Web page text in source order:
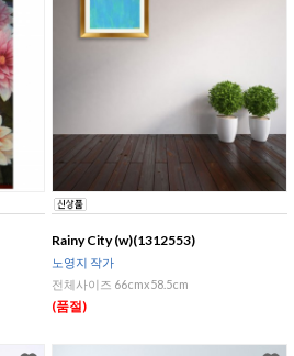
Rainy City (w)(1312553)
노영지 작가
전체사이즈 66cmx58.5cm
(품절)